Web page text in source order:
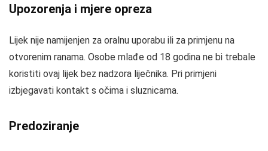
Upozorenja i mjere opreza
Lijek nije namijenjen za oralnu uporabu ili za primjenu na
otvorenim ranama. Osobe mlađe od 18 godina ne bi trebale
koristiti ovaj lijek bez nadzora liječnika. Pri primjeni
izbjegavati kontakt s očima i sluznicama.
Predoziranje